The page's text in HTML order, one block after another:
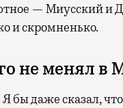
— Миусский и
и скромненько.
не менял в
бы даже сказал,